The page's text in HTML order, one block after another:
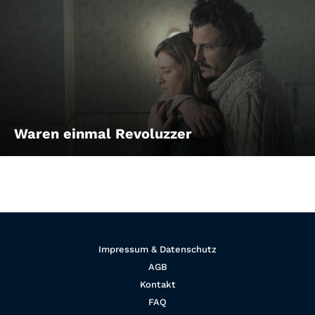
Waren einmal Revoluzzer
Impressum & Datenschutz
AGB
Kontakt
FAQ